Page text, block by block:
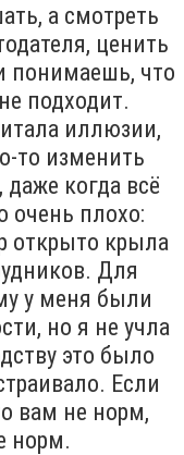
а смотреть
ценить
понимаешь, что
подходит.
иллюзии,
то изменить
когда всё
очень плохо:
открыто крыла
Для
у меня были
но я не учла
это было
Если
вам не норм,
норм.